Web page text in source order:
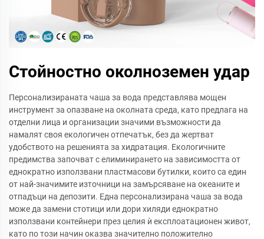
Стойностно околноземен удар
Персонализираната чаша за вода представлява мощен
инструмент за опазване на околната среда, като предлага на
отделни лица и организации значими възможности да
намалят своя екологичен отпечатък, без да жертват
удобството на решенията за хидратация. Екологичните
предимства започват с елиминирането на зависимостта от
еднократно използвани пластмасови бутилки, които са един
от най-значимите източници на замърсяване на океаните и
отпадъци на депозити. Една персонализирана чаша за вода
може да замени стотици или дори хиляди еднократно
използвани контейнери през целия ѝ експлоатационен живот,
като по този начин оказва значително положително